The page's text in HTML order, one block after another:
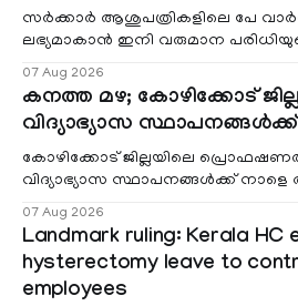
സർക്കാർ ആശുപത്രികളിലെ പേ
ലഭ്യമാകാൻ ഇനി വരുമാന
07 Aug 2026
കനത്ത മഴ; കോഴിക്കോട്
വിദ്യാഭ്യാസ
കോഴിക്കോട് ജില്ലയിലെ
വിദ്യാഭ്യാസ സ്ഥാപനങ്ങൾക്ക് നാളെ
07 Aug 2026
Landmark ruling: Kerala HC
hysterectomy leave to
employees